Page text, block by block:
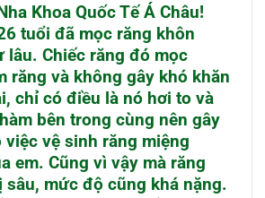
Khoa Quốc Tế Á Châu!
tuổi đã mọc răng khôn
lâu. Chiếc răng đó mọc
răng và không gây khó khăn
chỉ có điều là nó hơi to và
bên trong cùng nên gây
việc vệ sinh răng miệng
em. Cũng vì vậy mà răng
sâu, mức độ cũng khá nặng.